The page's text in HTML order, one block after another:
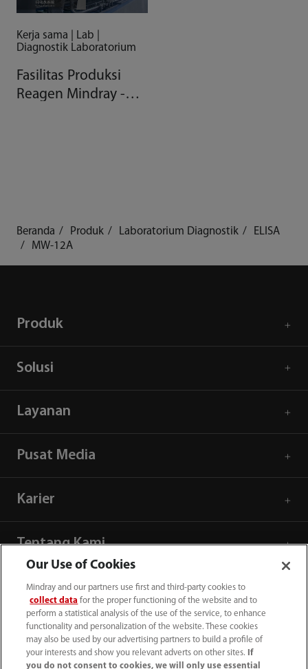
Kerja sama | Lab |
Diagnostik Laboratorium
Fasilitas Produksi
Reagen Mindray -
Beranda Produk Laboratorium Diagnostik
ELISA
MW-12A
Produk
Solusi
Layanan
Pusat Media
Karier
Tentang Kami
Informasi Kontak
Our Use of Cookies
Mindray and our partners use first and third-party cookies to
collect data for the proper functioning of the website and to
perform a statistical analysis of the use of the service, to enhance
functionality and personalization of the website. These cookies
may also be used by our advertising partners to build a profile of
your interests and show you relevant adverts on other sites.
If
you do not consent to cookies, we will only use essential